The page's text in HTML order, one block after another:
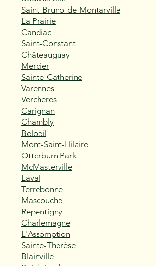
Saint-Bruno-de-Montarville
La Prairie
Candiac
Saint-Constant
Châteauguay
Mercier
Sainte-Catherine
Varennes
Verchères
Carignan
Chambly
Beloeil
Mont-Saint-Hilaire
Otterburn Park
McMasterville
Laval
Terrebonne
Mascouche
Repentigny
Charlemagne
L'Assomption
Sainte-Thérèse
Blainville
Boisbriand